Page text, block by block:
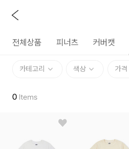
전체상품 피너츠 커버캣
카테고리 색상 가격
0 Items